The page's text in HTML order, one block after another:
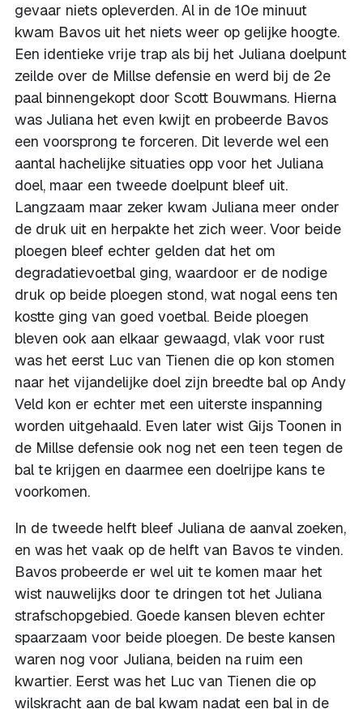
gevaar niets opleverden. Al in de 10e minuut
kwam Bavos uit het niets weer op gelijke hoogte.
Een identieke vrije trap als bij het Juliana doelpunt
zeilde over de Millse defensie en werd bij de 2e
paal binnengekopt door Scott Bouwmans. Hierna
was Juliana het even kwijt en probeerde Bavos
een voorsprong te forceren. Dit leverde wel een
aantal hachelijke situaties opp voor het Juliana
doel, maar een tweede doelpunt bleef uit.
Langzaam maar zeker kwam Juliana meer onder
de druk uit en herpakte het zich weer. Voor beide
ploegen bleef echter gelden dat het om
degradatievoetbal ging, waardoor er de nodige
druk op beide ploegen stond, wat nogal eens ten
kostte ging van goed voetbal. Beide ploegen
bleven ook aan elkaar gewaagd, vlak voor rust
was het eerst Luc van Tienen die op kon stomen
naar het vijandelijke doel zijn breedte bal op Andy
Veld kon er echter met een uiterste inspanning
worden uitgehaald. Even later wist Gijs Toonen in
de Millse defensie ook nog net een teen tegen de
bal te krijgen en daarmee een doelrijpe kans te
voorkomen.
In de tweede helft bleef Juliana de aanval zoeken,
en was het vaak op de helft van Bavos te vinden.
Bavos probeerde er wel uit te komen maar het
wist nauwelijks door te dringen tot het Juliana
strafschopgebied. Goede kansen bleven echter
spaarzaam voor beide ploegen. De beste kansen
waren nog voor Juliana, beiden na ruim een
kwartier. Eerst was het Luc van Tienen die op
wilskracht aan de bal kwam nadat een bal in de